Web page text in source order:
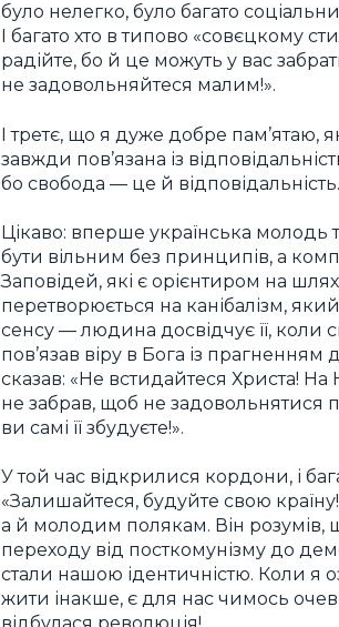
було нелегко, було багато
І багато хто в типово «совєцкому
радійте, бо й це можуть у вас
не задовольняйтеся малим!».
І третє, що я дуже добре пам’ятаю,
завжди пов’язана із
бо свобода — це й відповідальність.
Цікаво: вперше українська
бути вільним без принципів, а
Заповідей, які є орієнтиром на
перетворюється на канібалізм,
сенсу — людина досвідчує її, коли
пов’язав віру в Бога із
сказав: «Не встидайтеся Христа!
не забрав, щоб не задовольнятися
ви самі її збудуєте!».
У той час відкрилися кордони, і
«Залишайтеся, будуйте свою
а й молодим полякам. Він розумів,
переходу від посткомунізму до
стали нашою ідентичністю. Коли я
жити інакше, є для нас чимось